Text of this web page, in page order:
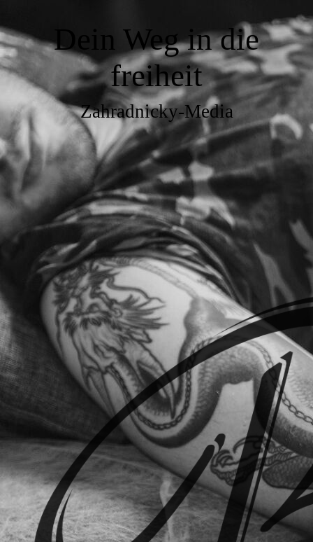
Dein Weg in die
freiheit
Zahradnicky-Media